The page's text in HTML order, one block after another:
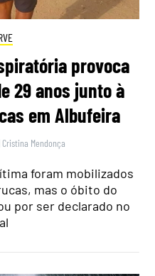
provoca
29 anos junto à
em Albufeira
Cristina Mendonça
foram mobilizados
mas o óbito do
por ser declarado no